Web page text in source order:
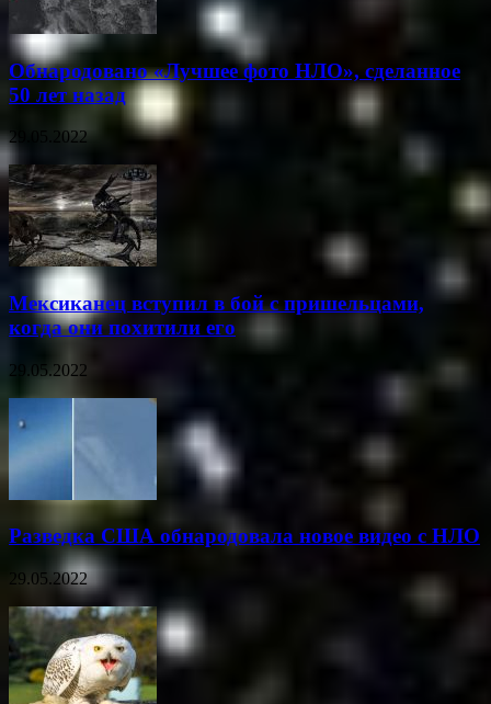
Обнародовано «Лучшее фото НЛО», сделанное
50 лет назад
29.05.2022
Мексиканец вступил в бой с пришельцами,
когда они похитили его
29.05.2022
Разведка США обнародовала новое видео с НЛО
29.05.2022